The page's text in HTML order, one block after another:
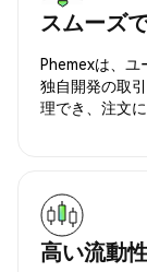
スムーズ
Phemexは、ユ
独自開発の取
理でき、注文
高い流動